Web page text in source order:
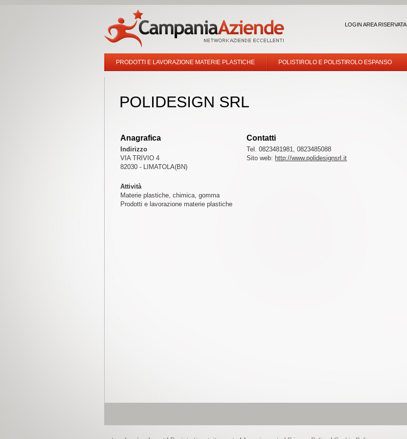
LOGIN AREA RISERVATA
PRODOTTI E LAVORAZIONE MATERIE PLASTICHE POLISTIROLO E POLISTIROLO ESPANSO
POLIDESIGN SRL
Anagrafica
Indirizzo
VIA TRIVIO 4
82030 - LIMATOLA(BN)
Contatti
Tel. 0823481981, 0823485088
Sito web: http://www.polidesignsrl.it
Attività
Materie plastiche, chimica, gomma
Prodotti e lavorazione materie plastiche